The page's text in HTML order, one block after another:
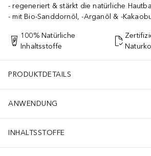
regeneriert & stärkt die natürliche
mit Bio-Sanddornöl, -Arganöl & -
100% Natürliche
Inhaltsstoffe
PRODUKTDETAILS
ANWENDUNG
INHALTSSTOFFE